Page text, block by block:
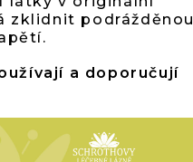
zklidnit podrážděnou
a doporučují